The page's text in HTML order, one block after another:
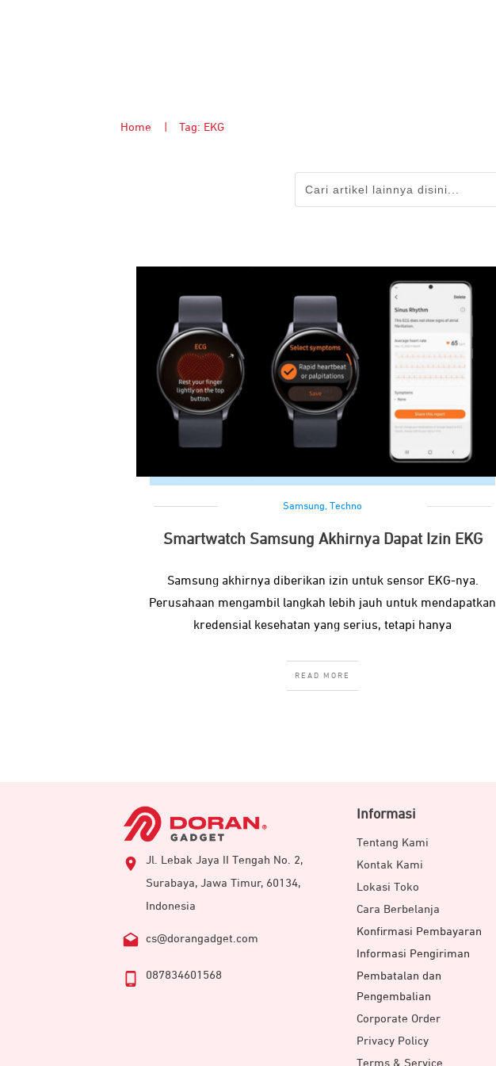
Home Tag: EKG
Samsung, Techno
Smartwatch Samsung Akhirnya Dapat Izin EKG
Samsung akhirnya diberikan izin untuk sensor EKG-nya.
Perusahaan mengambil langkah lebih jauh untuk mendapatkan
kredensial kesehatan yang serius, tetapi hanya
READ MORE
Jl. Lebak Jaya II Tengah No. 2,
Surabaya, Jawa Timur, 60134,
Indonesia
cs@dorangadget.com
087834601568
Informasi
Tentang Kami
Kontak Kami
Lokasi Toko
Cara Berbelanja
Konfirmasi Pembayaran
Informasi Pengiriman
Pembatalan dan
Pengembalian
Corporate Order
Privacy Policy
Terms & Service